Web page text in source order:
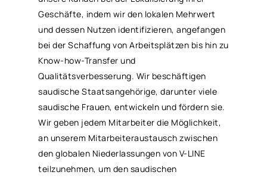
Geschäfte, indem wir den lokalen Mehrwert
und dessen Nutzen identifizieren, angefangen
bei der Schaffung von Arbeitsplätzen bis hin zu
Know-how-Transfer und
Qualitätsverbesserung. Wir beschäftigen
saudische Staatsangehörige, darunter viele
saudische Frauen, entwickeln und fördern sie.
Wir geben jedem Mitarbeiter die Möglichkeit,
an unserem Mitarbeiteraustausch zwischen
den globalen Niederlassungen von V-LINE
teilzunehmen, um den saudischen